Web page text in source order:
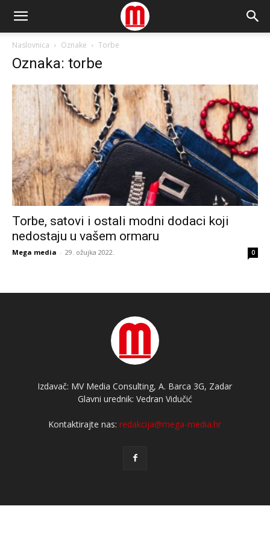
Naslovnica Oznake Torbe
Oznaka: torbe
Torbe, satovi i ostali modni dodaci koji
nedostaju u vašem ormaru
Mega media - 29. ožujka 2022. 0
Izdavač: MV Media Consulting, A. Barca 3G, Zadar
Glavni urednik: Vedran Vidučić
Kontaktirajte nas:redakcija@mega-media.hr